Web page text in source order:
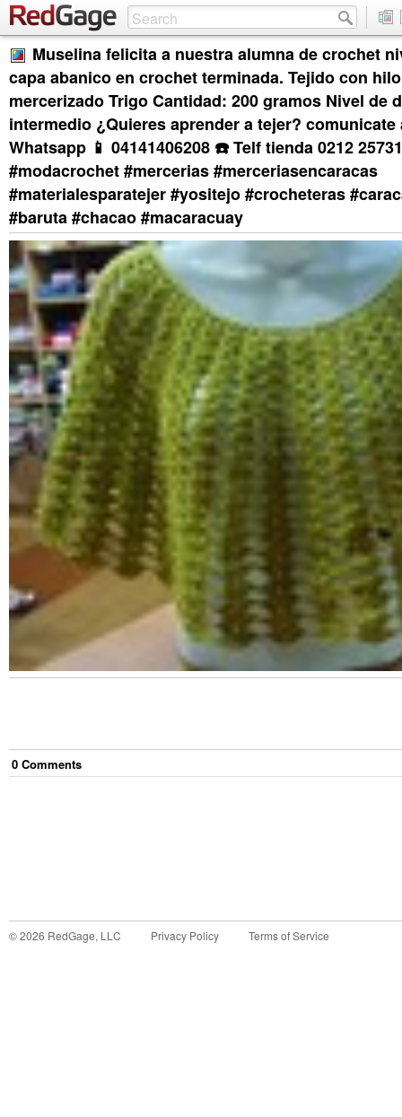
Muselina felicita a nuestra alumna de crochet
capa abanico en crochet terminada. Tejido con
mercerizado Trigo Cantidad: 200 gramos Nivel de
intermedio ¿Quieres aprender a tejer? comunicate
Whatsapp 📱 04141406208 ☎️ Telf tienda 0212
#modacrochet #mercerias #merceriasencaracas
#materialesparatejer #yositejo #crocheteras
#baruta #chacao #macaracuay
0 Comments
©2026 RedGage, LLC Privacy Policy Terms of Service